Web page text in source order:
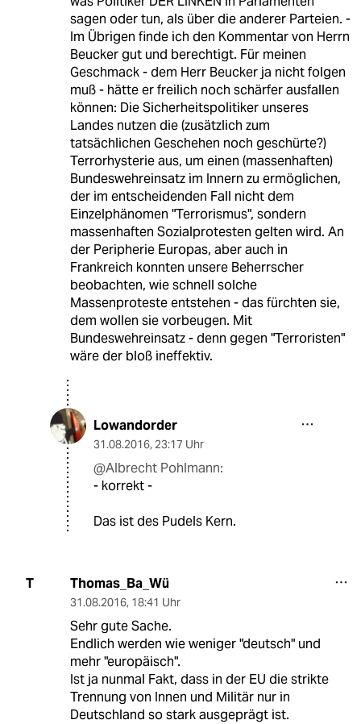
sagen oder tun, als über die anderer Parteien. -
Im Übrigen finde ich den Kommentar von Herrn
Beucker gut und berechtigt. Für meinen
Geschmack - dem Herr Beucker ja nicht folgen
muß - hätte er freilich noch schärfer ausfallen
können: Die Sicherheitspolitiker unseres
Landes nutzen die (zusätzlich zum
tatsächlichen Geschehen noch geschürte?)
Terrorhysterie aus, um einen (massenhaften)
Bundeswehreinsatz im Innern zu ermöglichen,
der im entscheidenden Fall nicht dem
Einzelphänomen "Terrorismus", sondern
massenhaften Sozialprotesten gelten wird. An
der Peripherie Europas, aber auch in
Frankreich konnten unsere Beherrscher
beobachten, wie schnell solche
Massenproteste entstehen - das fürchten sie,
dem wollen sie vorbeugen. Mit
Bundeswehreinsatz - denn gegen "Terroristen"
wäre der bloß ineffektiv.
Lowandorder
31.08.2016, 23:17 Uhr
@Albrecht Pohlmann:
- korrekt -
Das ist des Pudels Kern.
T Thomas_Ba_Wü
31.08.2016, 18:41 Uhr
Sehr gute Sache.
Endlich werden wie weniger "deutsch" und
mehr "europäisch".
Ist ja nunmal Fakt, dass in der EU die strikte
Trennung von Innen und Militär nur in
Deutschland so stark ausgeprägt ist.